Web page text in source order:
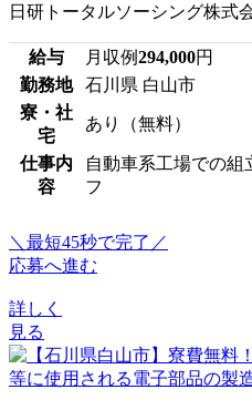
日研トータルソーシング株式
給与 月収例294,000円
勤務地
石川県 白山市
寮・社
宅
あり（無料）
仕事内
容
自動車系工場での組
フ
＼最短45秒で完了／
応募へ進む
詳しく
見る